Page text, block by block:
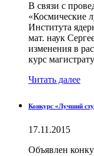
В связи с
«Космические
Института
мат. наук
изменения в
курс
Читать далее
Конкурс «Лучший
17.11.2015
Объявлен